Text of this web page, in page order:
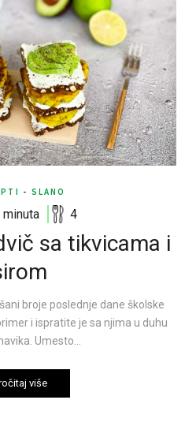
- SLANO
minuta 4
sa tikvicama i
broje poslednje dane školske
i ispratite je sa njima u duhu
Umesto…
više